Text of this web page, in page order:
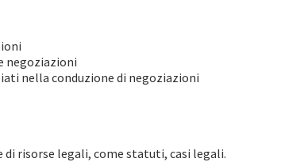
negoziazioni
nella conduzione di negoziazioni
risorse legali, come statuti, casi legali.